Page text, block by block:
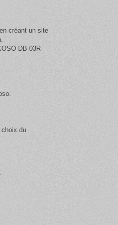
créant un site
.
DB-03R
choix du